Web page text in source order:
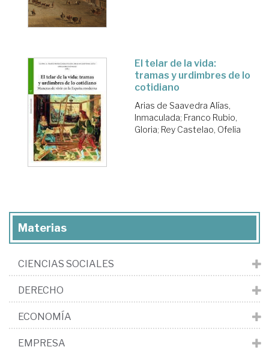
El telar de la vida:
tramas y urdimbres de lo
cotidiano
Arias de Saavedra Alías,
Inmaculada; Franco Rubio,
Gloria; Rey Castelao, Ofelia
Materias
CIENCIAS SOCIALES
DERECHO
ECONOMÍA
EMPRESA